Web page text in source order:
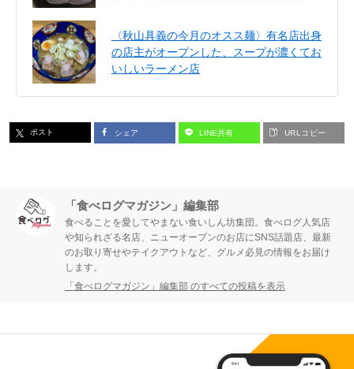
〈秋山具義の今月のオスス麺〉有名店出身
の店主がオープンした、スープが濃くてお
いしいラーメン店
ポスト シェア LINE共有 URLコピー
「食べログマガジン」編集部
食べることを愛してやまない食いしん坊集団。食べログ人気店
や知られざる名店、ニューオープンのお店にSNS話題店、最新
のお取り寄せやテイクアウトなど、グルメ必見の情報をお届け
します。
「食べログマガジン」編集部 のすべての投稿を表示